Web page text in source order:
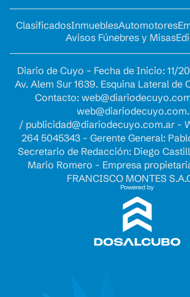
ClasificadosInmueblesAutomotores
Avisos Fúnebres y Misas
Diario de Cuyo - Fecha de Inicio: 11/
Av. Alem Sur 1639. Esquina Lateral de
Contacto:
/ publicidad@diariodecuyo.com.ar-
264 5045343 - Gerente General:
Secretario de Redacción: Diego
Mario Romero - Empresa
FRANCISCO MONTES